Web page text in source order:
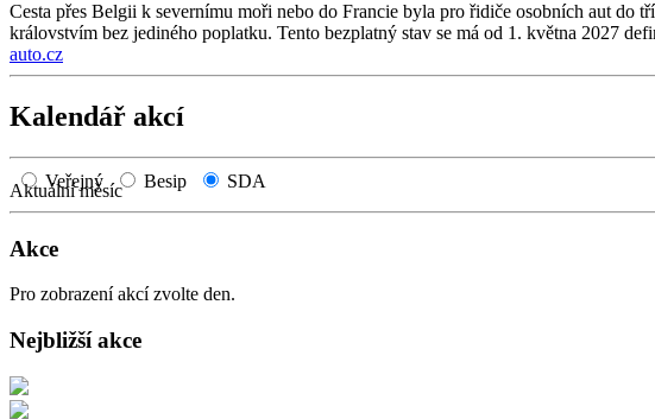
Cesta přes Belgii k severnímu moři nebo do Francie byla pro řidiče osobních aut
královstvím bez jediného poplatku. Tento bezplatný stav se má od 1. května 2027
auto.cz
Kalendář akcí
Veřejný Besip SDA
Aktuální měsíc
Akce
Pro zobrazení akcí zvolte den.
Nejbližší akce